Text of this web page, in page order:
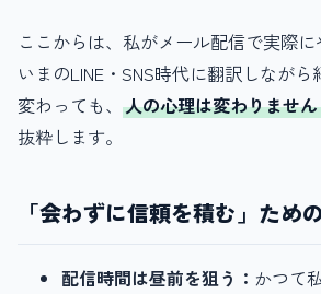
ここからは、私がメール配信で実際に
いまのLINE・SNS時代に翻訳しなが
変わっても、 人の心理は変わりません
抜粋します。
「会わずに信頼を積む」ため
配信時間は昼前を狙う： かつて